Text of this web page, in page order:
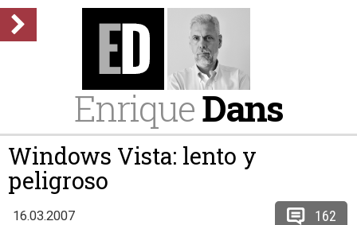
EnriqueDans
Windows Vista: lento y
peligroso
16.03.2007 162